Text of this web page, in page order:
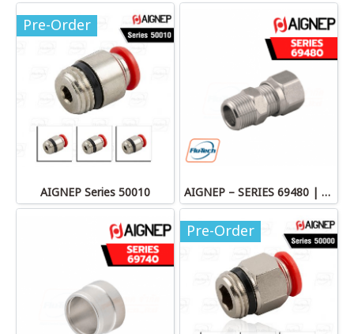
Pre-Order
AIGNEP Series 50010 AIGNEP – SERIES 69480 | STRAIGHT MALE ADAPTOR
Pre-Order